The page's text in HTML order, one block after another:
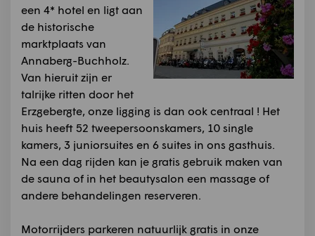
een 4* hotel en ligt aan
de historische
marktplaats van
Annaberg-Buchholz.
Van hieruit zijn er
talrijke ritten door het
Erzgebergte, onze ligging is dan ook centraal ! Het
huis heeft 52 tweepersoonskamers, 10 single
kamers, 3 juniorsuites en 6 suites in ons gasthuis.
Na een dag rijden kan je gratis gebruik maken van
de sauna of in het beautysalon een massage of
andere behandelingen reserveren.
Motorrijders parkeren natuurlijk gratis in onze